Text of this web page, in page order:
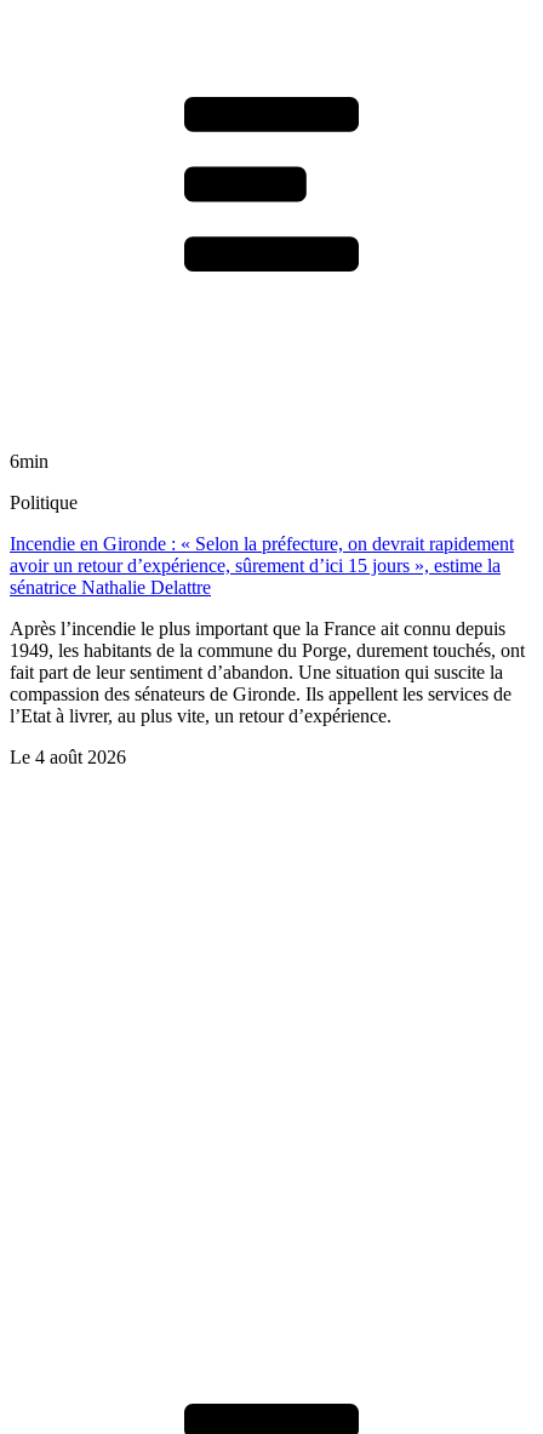
6min
Politique
Incendie en Gironde : « Selon la préfecture, on devrait rapidement
avoir un retour d’expérience, sûrement d’ici 15 jours », estime la
sénatrice Nathalie Delattre
Après l’incendie le plus important que la France ait connu depuis
1949, les habitants de la commune du Porge, durement touchés, ont
fait part de leur sentiment d’abandon. Une situation qui suscite la
compassion des sénateurs de Gironde. Ils appellent les services de
l’Etat à livrer, au plus vite, un retour d’expérience.
Le 4 août 2026